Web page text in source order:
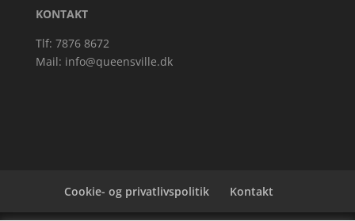
KONTAKT
Tlf: 7876 8672
Mail: info@queensville.dk
Cookie- og privatlivspolitik Kontakt